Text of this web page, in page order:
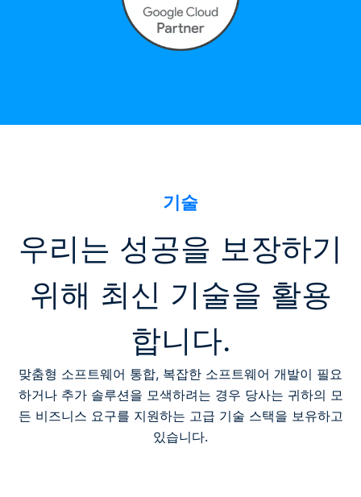
기술
우리는 성공을 보장하기
위해 최신 기술을 활용
합니다.
맞춤형 소프트웨어 통합, 복잡한 소프트웨어 개발이 필요
하거나 추가 솔루션을 모색하려는 경우 당사는 귀하의 모
든 비즈니스 요구를 지원하는 고급 기술 스택을 보유하고
있습니다.